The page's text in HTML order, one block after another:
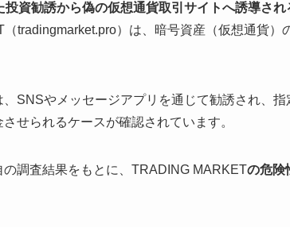
投資勧誘から偽の仮想通貨取引サイトへ誘導され
tradingmarket.pro）は、暗号資産（仮想通貨）
SNSやメッセージアプリを通じて勧誘され、
せられるケースが確認されています。
調査結果をもとに、TRADING MARKETの危険